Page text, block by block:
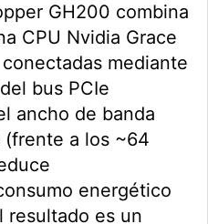
GH200 combina
CPU Nvidia Grace
mediante
bus PCIe
ancho de banda
(frente a los ~64
energético
resultado es un